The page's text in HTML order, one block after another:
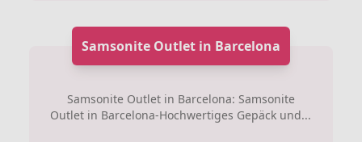
Samsonite Outlet in Barcelona
Samsonite Outlet in Barcelona: Samsonite
Outlet in Barcelona-Hochwertiges Gepäck und...